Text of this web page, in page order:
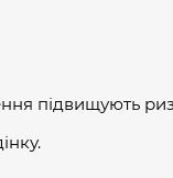
підвищують